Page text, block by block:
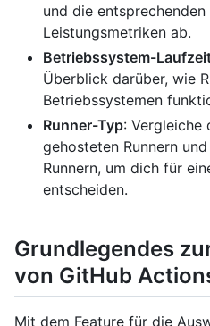
und die
Leistungsmetriken ab.
Betriebssystem-
Überblick darüber, wie
Betriebssystemen
Runner-Typ: Vergleiche
gehosteten Runnern
Runnern, um dich für
entscheiden.
Grundlegendes
von GitHub
Mit dem Feature für die